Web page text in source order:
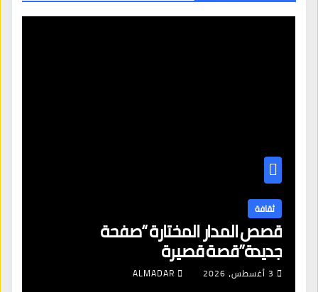
ثقافة
قصص المدار المختارة “صفحة
جديدة”قصة قصيرة
3 أغسطس، 2026 ALMADAR